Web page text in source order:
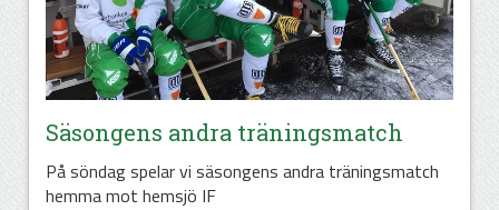
Säsongens andra träningsmatch
På söndag spelar vi säsongens andra träningsmatch
hemma mot hemsjö IF